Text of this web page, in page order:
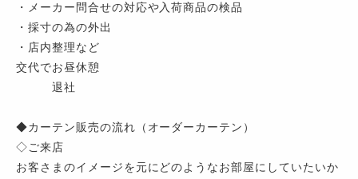
・メーカー問合せの対応や入荷商品の検品
・採寸の為の外出
・店内整理など
交代でお昼休憩
退社
◆カーテン販売の流れ（オーダーカーテン）
◇ご来店
お客さまのイメージを元にどのようなお部屋にしていたいか